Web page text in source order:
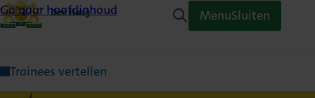
Ga naar hoofdinhoud MenuSluiten
Trainees vertellen